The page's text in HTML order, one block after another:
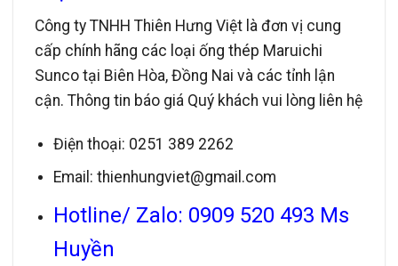
Công ty TNHH Thiên Hưng Việt là đơn vị cung
cấp chính hãng các loại ống thép Maruichi
Sunco tại Biên Hòa, Đồng Nai và các tỉnh lận
cận. Thông tin báo giá Quý khách vui lòng liên hệ
Điện thoại: 0251 389 2262
Email: thienhungviet@gmail.com
Hotline/ Zalo: 0909 520 493 Ms
Huyền